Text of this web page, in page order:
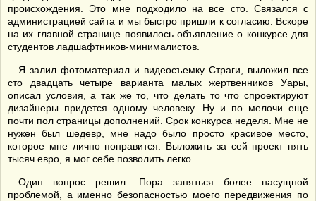
происхождения. Это мне подходило на все сто. Связался с
администрацией сайта и мы быстро пришли к согласию. Вскоре
на их главной странице появилось объявление о конкурсе для
студентов ладшафтников-минималистов.
Я залил фотоматериал и видеосъемку Страги, выложил все
сто двадцать четыре варианта малых жертвенников Уары,
описал условия, а так же то, что делать то что спроектируют
дизайнеры придется одному человеку. Ну и по мелочи еще
почти пол страницы дополнений. Срок конкурса неделя. Мне не
нужен был шедевр, мне надо было просто красивое место,
которое мне лично понравится. Выложить за сей проект пять
тысяч евро, я мог себе позволить легко.
Один вопрос решил. Пора заняться более насущной
проблемой, а именно безопасностью моего передвижения по